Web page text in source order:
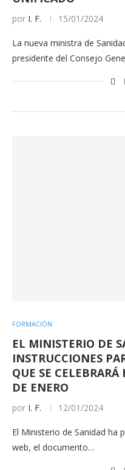
por I. F. 15/01/2024
La nueva ministra de
presidente del Consejo
FORMACIÓN
EL MINISTERIO DE
INSTRUCCIONES
QUE SE
DE ENERO
por I. F. 12/01/2024
El Ministerio de Sanidad ha
web, el documento…